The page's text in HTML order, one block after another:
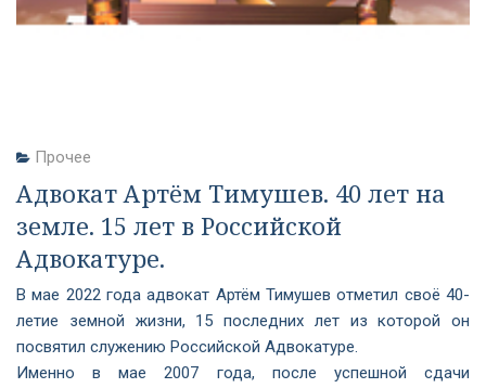
Прочее
Адвокат Артём Тимушев. 40 лет на
земле. 15 лет в Российской
Адвокатуре.
В мае 2022 года адвокат Артём Тимушев отметил своё 40-
летие земной жизни, 15 последних лет из которой он
посвятил служению Российской Адвокатуре.
Именно в мае 2007 года, после успешной сдачи